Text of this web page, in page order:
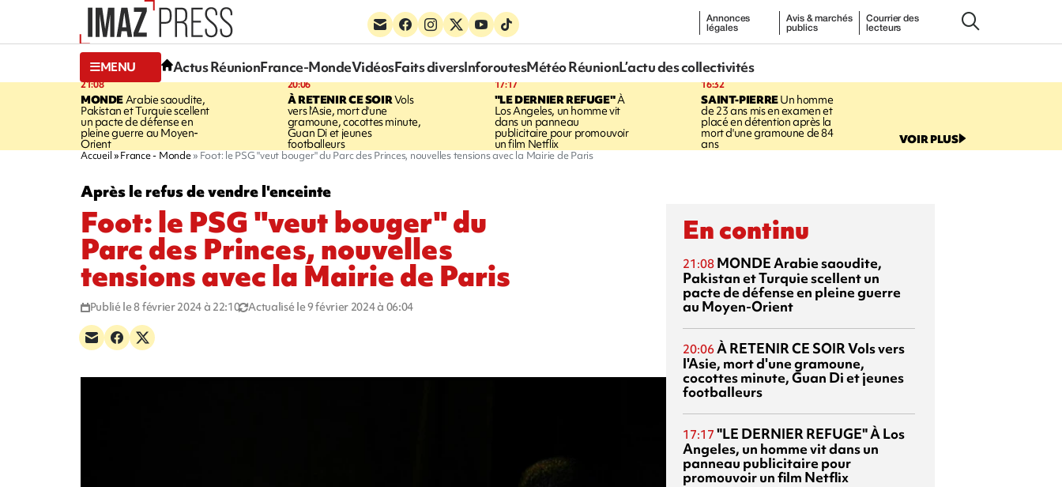
Annonces
légales
Avis & marchés
publics
Courrier des
lecteurs
MENU Actus RéunionFrance-MondeVidéosFaits diversInforoutesMétéo RéunionL’actu des collectivités
21:08
MONDE Arabie saoudite,
Pakistan et Turquie scellent
un pacte de défense en
pleine guerre au Moyen-
Orient
20:06
À RETENIR CE SOIRVols
vers l'Asie, mort d'une
gramoune, cocottes minute,
Guan Di et jeunes
footballeurs
17:17
"LE DERNIER REFUGE"À
Los Angeles, un homme vit
dans un panneau
publicitaire pour promouvoir
un film Netflix
16:32
SAINT-PIERREUn homme
de 23 ans mis en examen et
placé en détention après la
mort d'une gramoune de 84
ans VOIR PLUS
Accueil France - Monde Foot: le PSG "veut bouger" du Parc des Princes, nouvelles tensions avec la Mairie de Paris
Après le refus de vendre l'enceinte
Foot: le PSG "veut bouger" du
Parc des Princes, nouvelles
tensions avec la Mairie de Paris
Publié le 8 février 2024 à 22:10 Actualisé le 9 février 2024 à 06:04
En continu
21:08 MONDEArabie saoudite,
Pakistan et Turquie scellent un
pacte de défense en pleine guerre
au Moyen-Orient
20:06À RETENIR CE SOIRVols vers
l'Asie, mort d'une gramoune,
cocottes minute, Guan Di et jeunes
footballeurs
17:17 "LE DERNIER REFUGE"À Los
Angeles, un homme vit dans un
panneau publicitaire pour
promouvoir un film Netflix